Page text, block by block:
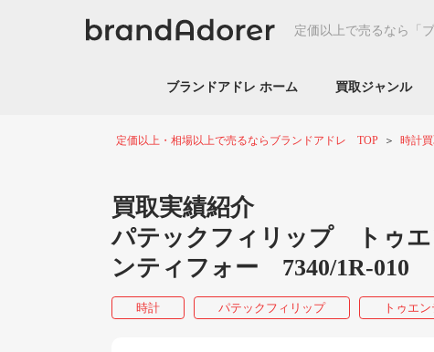
定価以上で売るなら 「
ブランドアドレ ホーム 買取ジャンル
定価以上・相場以上で売るならブランドアドレ TOP 時計
買取実績紹介
パテックフィリップ トゥ
ンティフォー 7340/1R-
時計 パテックフィリップ トゥエ